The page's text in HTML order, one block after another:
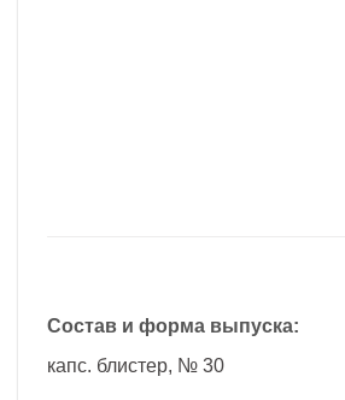
Состав и форма выпуска:
капс. блистер, № 30